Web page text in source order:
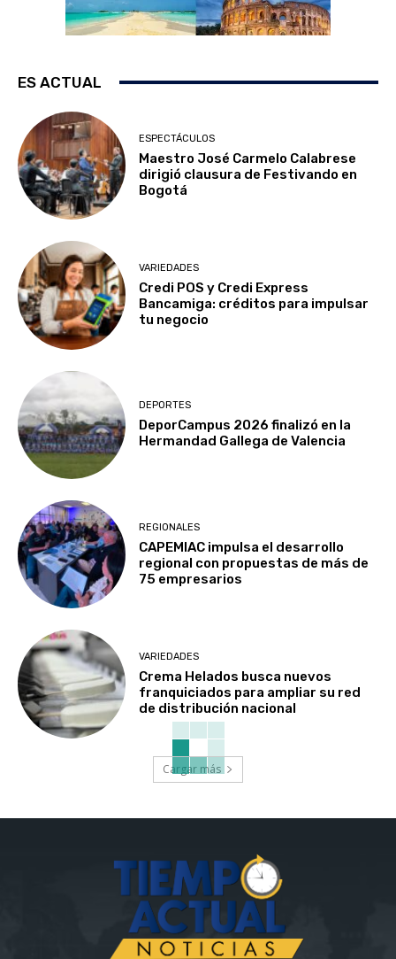
ES ACTUAL
ESPECTÁCULOS
Maestro José Carmelo Calabrese
dirigió clausura de Festivando en
Bogotá
VARIEDADES
Credi POS y Credi Express
Bancamiga: créditos para impulsar
tu negocio
DEPORTES
DeporCampus 2026 finalizó en la
Hermandad Gallega de Valencia
REGIONALES
CAPEMIAC impulsa el desarrollo
regional con propuestas de más de
75 empresarios
VARIEDADES
Crema Helados busca nuevos
franquiciados para ampliar su red
de distribución nacional
Cargar más